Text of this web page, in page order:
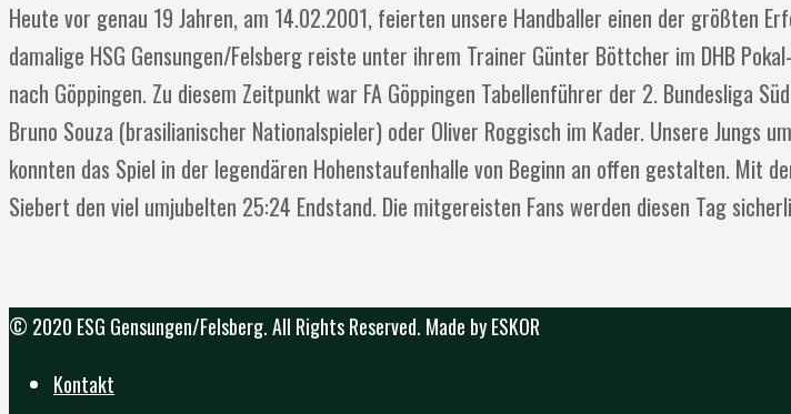
Heute vor genau 19 Jahren, am 14.02.2001, feierten unsere Handballer einen der größten
damalige HSG Gensungen/Felsberg reiste unter ihrem Trainer Günter Böttcher im DHB
nach Göppingen. Zu diesem Zeitpunkt war FA Göppingen Tabellenführer der 2. Bundesliga
Bruno Souza (brasilianischer Nationalspieler) oder Oliver Roggisch im Kader. Unsere Jungs
konnten das Spiel in der legendären Hohenstaufenhalle von Beginn an offen gestalten. Mit
Siebert den viel umjubelten 25:24 Endstand. Die mitgereisten Fans werden diesen Tag
© 2020 ESG Gensungen/Felsberg. All Rights Reserved. Made by ESKOR
Kontakt